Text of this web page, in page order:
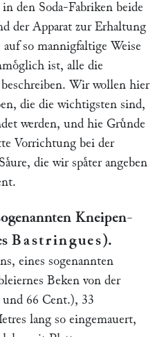
den Soda-Fabriken beide
der Apparat zur Erhaltung
so mannigfaltige Weise
ist, alle die
Wir wollen hier
die die wichtigsten sind,
werden, und hie Gruͤnde
Vorrichtung bei der
die wir spaͤter angeben
Kneipen-
Bastringues).
eines sogenannten
Beken von der
66 Cent.), 33
lang so eingemauert,